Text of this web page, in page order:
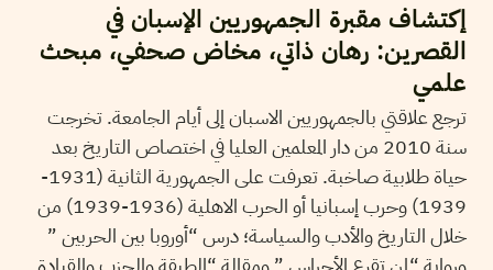
إكتشاف مقبرة الجمهوريين الإسبان في
القصرين: رهان ذاتي، مخاض صحفي، مبحث
علمي
ترجع علاقتي بالجمهوريين الاسبان إلى أيام الجامعة. تخرجت
سنة 2010 من دار المعلمين العليا في اختصاص التاريخ بعد
حياة طلابية صاخبة. تعرفت على الجمهورية الثانية (1931-
1939) وحرب إسبانيا أو الحرب الاهلية (1936-1939) من
خلال التاريخ والأدب والسياسة؛ درس “أوروبا بين الحربين ”